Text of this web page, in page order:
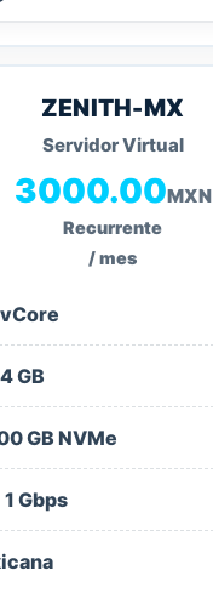
ZENITH-MX
Servidor Virtual
3000.00MXN
Recurrente
/ mes
GB
GB NVMe
Gbps